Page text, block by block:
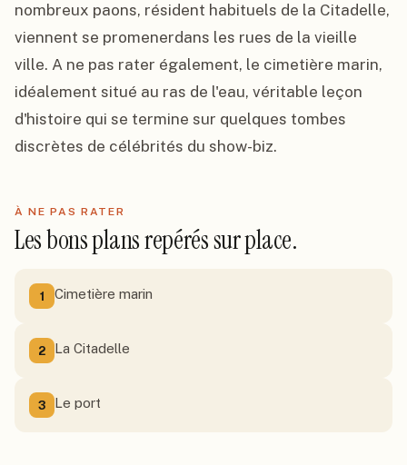
nombreux paons, résident habituels de la Citadelle,
viennent se promenerdans les rues de la vieille
ville. A ne pas rater également, le cimetière marin,
idéalement situé au ras de l'eau, véritable leçon
d'histoire qui se termine sur quelques tombes
discrètes de célébrités du show-biz.
À NE PAS RATER
Les bons plans repérés sur place.
1 Cimetière marin
2 La Citadelle
3 Le port